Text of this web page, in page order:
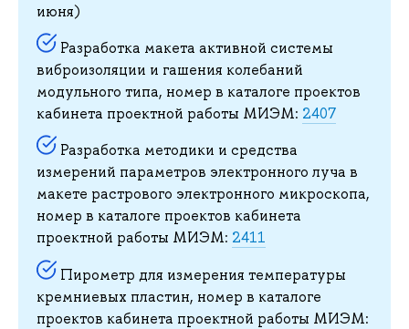
июня)
Разработка макета активной системы
виброизоляции и гашения колебаний
модульного типа, номер в каталоге проектов
кабинета проектной работы МИЭМ: 2407
Разработка методики и средства
измерений параметров электронного луча в
макете растрового электронного микроскопа,
номер в каталоге проектов кабинета
проектной работы МИЭМ: 2411
Пирометр для измерения температуры
кремниевых пластин, номер в каталоге
проектов кабинета проектной работы МИЭМ: